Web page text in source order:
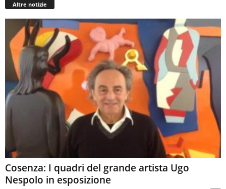
Altre notizie
Cosenza: I quadri del grande artista Ugo
Nespolo in esposizione